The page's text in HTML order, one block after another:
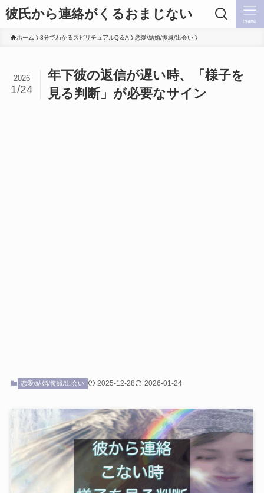
彼氏から連絡がくるおまじない menu
ホーム 3分でわかるスピリチュアルQ＆A 恋愛/結婚/復縁/出会い
年下彼の返信が遅い時、「様子を
見る判断」が必要なサイン
2026
1/24
恋愛/結婚/復縁/出会い 2025-12-28 2026-01-24